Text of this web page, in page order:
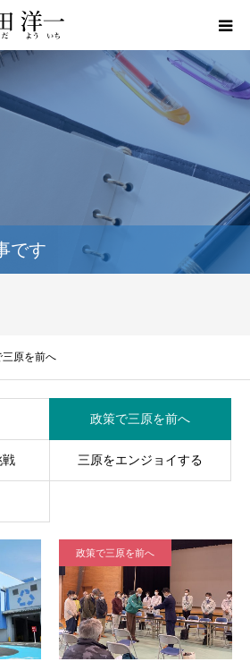
です
三原を前へ
政策で三原を前へ
戦 三原をエンジョイする
政策で三原を前へ